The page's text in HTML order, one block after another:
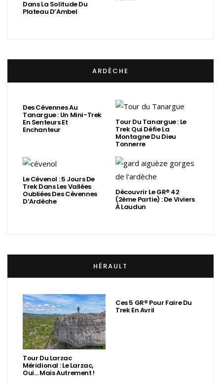
Dans La Solitude Du
Plateau D’Ambel
ARDÈCHE
Des Cévennes Au
Tanargue : Un Mini-Trek
En Senteurs Et
Enchanteur
Tour Du Tanargue : Le
Trek Qui Défie La
Montagne Du Dieu
Tonnerre
Le Cévenol : 5 Jours De
Trek Dans Les Vallées
Oubliées Des Cévennes
D’Ardèche
Découvrir Le GR® 42
(2ème Partie) : De Viviers
À Laudun
HÉRAULT
Tour Du Larzac
Méridional : Le Larzac,
Oui… Mais Autrement !
Ces 5 GR® Pour Faire Du
Trek En Avril